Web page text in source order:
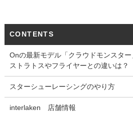
CONTENTS
Onの最新モデル「クラウドモンスター
ストラトスやフライヤーとの違いは？
スターシューレーシングのやり方
interlaken 店舗情報